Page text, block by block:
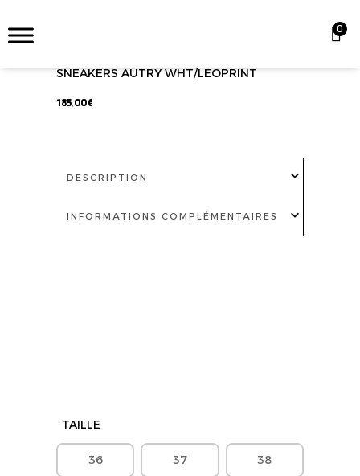
0
SNEAKERS AUTRY WHT/LEOPRINT
185,00€
DESCRIPTION
INFORMATIONS COMPLÉMENTAIRES
TAILLE
36 37 38